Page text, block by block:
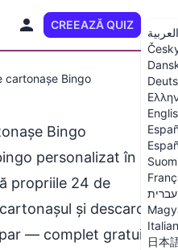
CREEAZĂ QUIZ
العربية
עברית
日本
cartonașe Bingo
Bingo
personalizat în
propriile 24 de
și descarcă-l
— complet gratuit,